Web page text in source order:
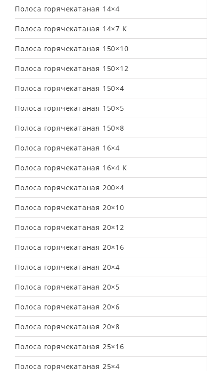
Полоса горячекатаная 14×4
Полоса горячекатаная 14×7 К
Полоса горячекатаная 150×10
Полоса горячекатаная 150×12
Полоса горячекатаная 150×4
Полоса горячекатаная 150×5
Полоса горячекатаная 150×8
Полоса горячекатаная 16×4
Полоса горячекатаная 16×4 К
Полоса горячекатаная 200×4
Полоса горячекатаная 20×10
Полоса горячекатаная 20×12
Полоса горячекатаная 20×16
Полоса горячекатаная 20×4
Полоса горячекатаная 20×5
Полоса горячекатаная 20×6
Полоса горячекатаная 20×8
Полоса горячекатаная 25×16
Полоса горячекатаная 25×4